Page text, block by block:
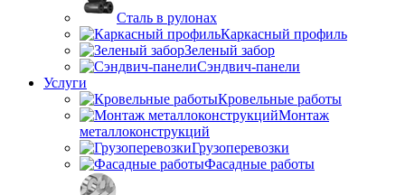
Сталь в рулонах
Каркасный профиль
Зеленый забор
Сэндвич-панели
Услуги
Кровельные работы
Монтаж
металлоконструкций
Грузоперевозки
Фасадные работы